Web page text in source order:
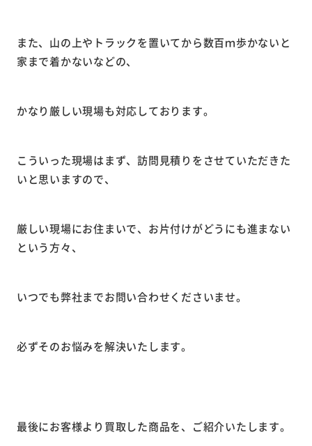
また、山の上やトラックを置いてから数百ｍ歩かないと
家まで着かないなどの、
かなり厳しい現場も対応しております。
こういった現場はまず、訪問見積りをさせていただきた
いと思いますので、
厳しい現場にお住まいで、お片付けがどうにも進まない
という方々、
いつでも弊社までお問い合わせくださいませ。
必ずそのお悩みを解決いたします。
最後にお客様より買取した商品を、ご紹介いたします。